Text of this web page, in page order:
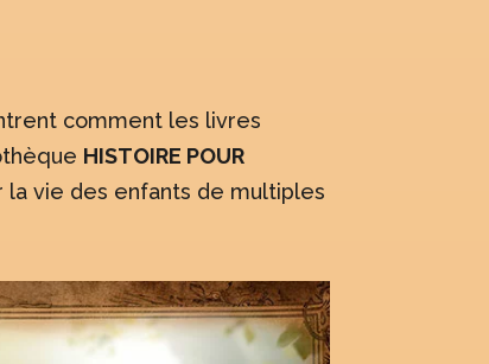
comment les livres
HISTOIRE POUR
la vie des enfants de multiples